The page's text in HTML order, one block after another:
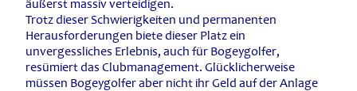
äußerst massiv verteidigen.
Trotz dieser Schwierigkeiten und permanenten
Herausforderungen biete dieser Platz ein
unvergessliches Erlebnis, auch für Bogeygolfer,
resümiert das Clubmanagement. Glücklicherweise
müssen Bogeygolfer aber nicht ihr Geld auf der Anlage